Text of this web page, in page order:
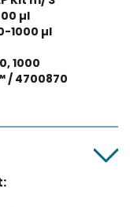
µl
1000 µl
1000
/ 4700870